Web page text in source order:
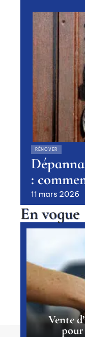
RÉNOVER
:
11 mars 2026
En vogue
Vente